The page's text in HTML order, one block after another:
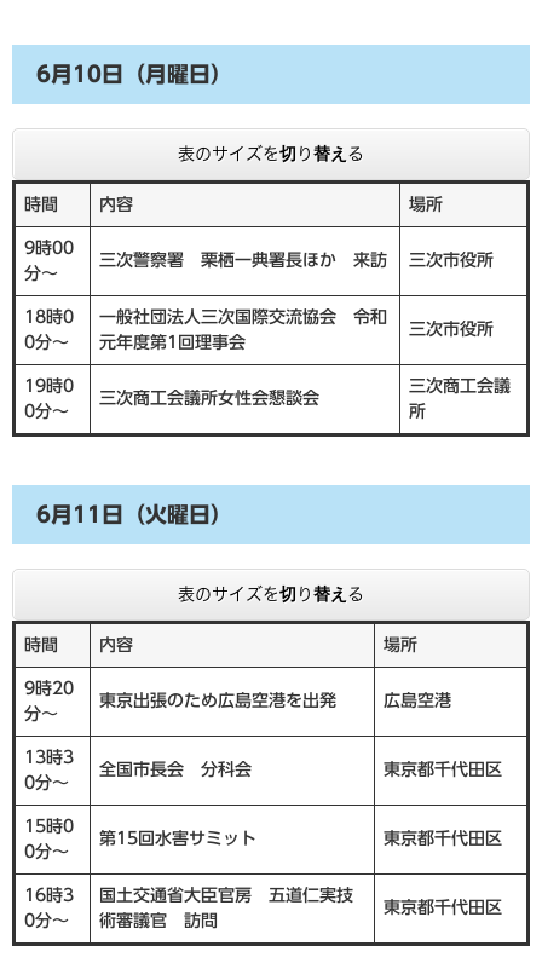
6月10日（月曜日）
表のサイズを切り替える
時間 内容 場所
9時00
分～
三次警察署 栗栖一典署長ほか 来訪 三次市役所
18時0
0分～
一般社団法人三次国際交流協会 令和
元年度第1回理事会
三次市役所
19時0
0分～
三次商工会議所女性会懇談会
三次商工会議
所
6月11日（火曜日）
表のサイズを切り替える
時間 内容 場所
9時20
分～
東京出張のため広島空港を出発 広島空港
13時3
0分～
全国市長会 分科会 東京都千代田区
15時0
0分～
第15回水害サミット 東京都千代田区
16時3
0分～
国土交通省大臣官房 五道仁実技
術審議官 訪問
東京都千代田区